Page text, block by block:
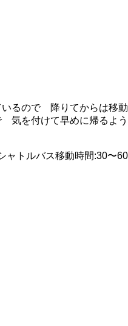
るので 降りてからは移動
を付けて早めに帰るよう
ャトルバス移動時間:30〜60